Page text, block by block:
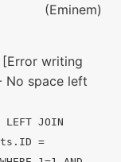
(Eminem)
[Error writing
No space left
JOIN
=